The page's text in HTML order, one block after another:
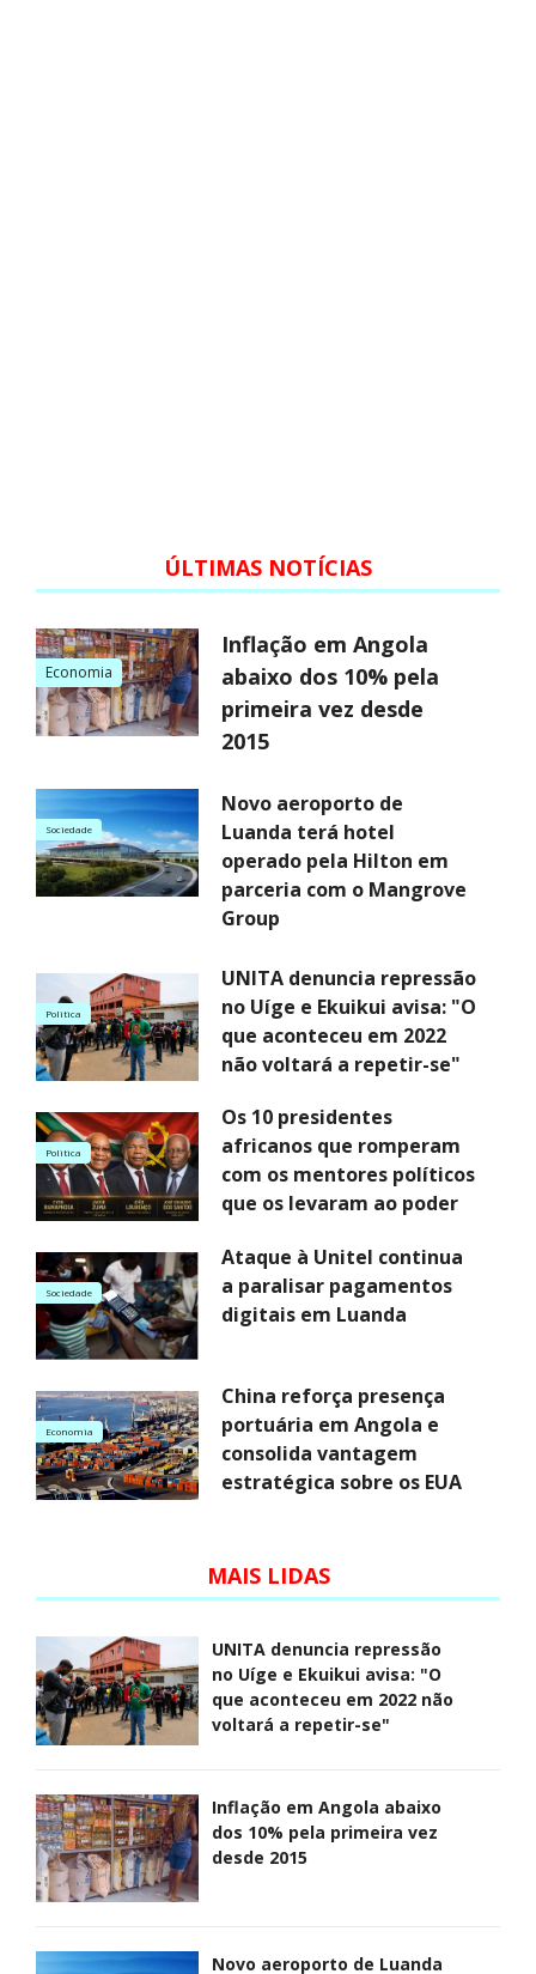
ÚLTIMAS NOTÍCIAS
Economia
Inflação em Angola
abaixo dos 10% pela
primeira vez desde
2015
Sociedade
Novo aeroporto de
Luanda terá hotel
operado pela Hilton em
parceria com o Mangrove
Group
Politica
UNITA denuncia repressão
no Uíge e Ekuikui avisa: "O
que aconteceu em 2022
não voltará a repetir-se"
Politica
Os 10 presidentes
africanos que romperam
com os mentores políticos
que os levaram ao poder
Sociedade
Ataque à Unitel continua
a paralisar pagamentos
digitais em Luanda
Economia
China reforça presença
portuária em Angola e
consolida vantagem
estratégica sobre os EUA
MAIS LIDAS
UNITA denuncia repressão
no Uíge e Ekuikui avisa: "O
que aconteceu em 2022 não
voltará a repetir-se"
Inflação em Angola abaixo
dos 10% pela primeira vez
desde 2015
Novo aeroporto de Luanda